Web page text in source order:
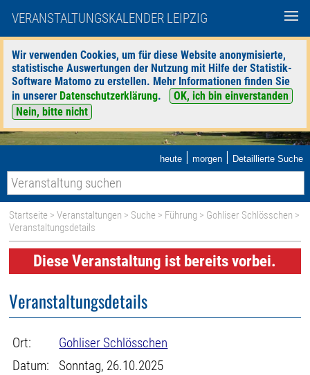
VERANSTALTUNGSKALENDER LEIPZIG
Wir verwenden Cookies, um für diese Website anonymisierte,
statistische Auswertungen der Nutzung mit Hilfe der Statistik-
Software Matomo zu erstellen. Mehr Informationen finden Sie
in unserer Datenschutzerklärung.
OK, ich bin einverstanden
Nein, bitte nicht
heute | morgen | Detaillierte Suche
Startseite >Veranstaltungen > Suche > Führung > Gohliser Schlösschen >
Veranstaltungsdetails
Diese Veranstaltung ist bereits vorbei.
Veranstaltungsdetails
Ort:
Gohliser Schlösschen
Datum:
Sonntag, 26.10.2025